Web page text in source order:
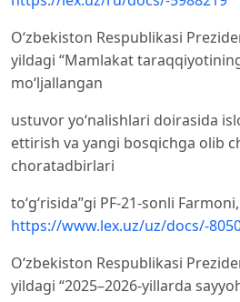
Oʻzbekiston Respublikasi
yildagi “Mamlakat
moʻljallangan
ustuvor yoʻnalishlari doirasida
ettirish va yangi bosqichga olib
choratadbirlari
toʻgʻrisida”gi PF-21-sonli Farmoni,
https://www.lex.uz/uz/docs/-
Oʻzbekiston Respublikasi
yildagi “2025–2026-yillarda